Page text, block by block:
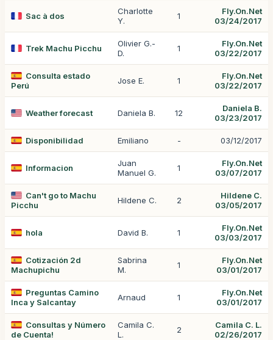
Sac à dos
Charlotte
Y.
1
Fly.On.Net
03/24/2017
Trek Machu Picchu
Olivier G.-
D.
1
Fly.On.Net
03/22/2017
Consulta estado
Perú
Jose E. 1
Fly.On.Net
03/22/2017
Weather forecast Daniela B. 12
Daniela B.
03/23/2017
Disponibilidad Emiliano - 03/12/2017
Informacion
Juan
Manuel G.
1
Fly.On.Net
03/07/2017
Can't go to Machu
Picchu
Hildene C. 2
Hildene C.
03/05/2017
hola David B. 1
Fly.On.Net
03/03/2017
Cotización 2d
Machupichu
Sabrina
M.
1
Fly.On.Net
03/01/2017
Preguntas Camino
Inca y Salcantay
Arnaud 1
Fly.On.Net
03/01/2017
Consultas y Número
de Cuenta!
Camila C.
L.
2
Camila C. L.
02/26/2017